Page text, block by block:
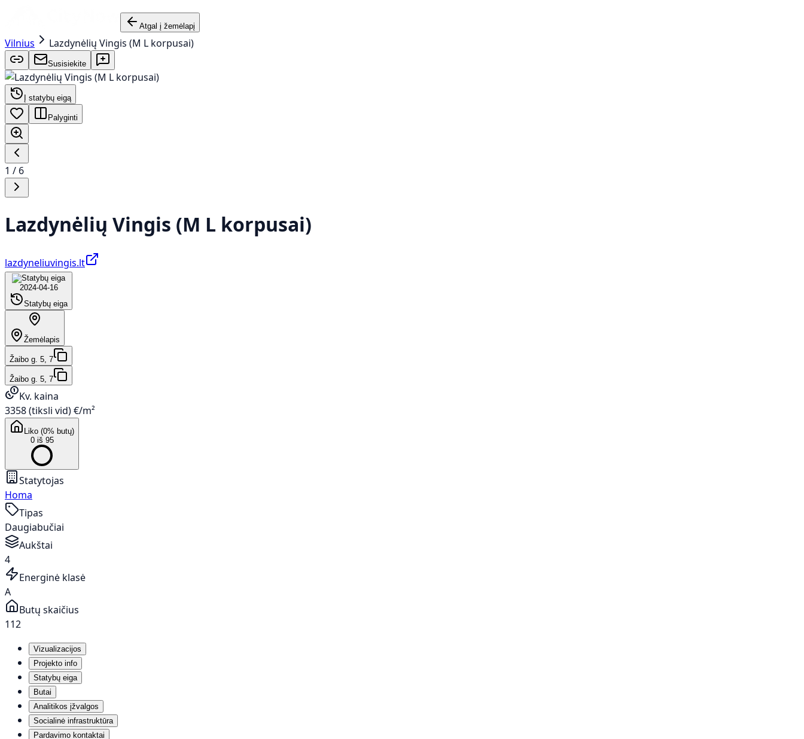
Atgal į žemėlapį
Vilnius Lazdynėlių Vingis (M L korpusai)
Susisiekite
Į statybų eigą
Palyginti
1 / 6
Lazdynėlių Vingis (M L korpusai)
lazdyneliuvingis.lt
2024-04-16
Statybų eiga
Žemėlapis
Žaibo g. 5, 7
Žaibo g. 5, 7
Kv. kaina
3358 (tiksli vid) €/m²
Liko (0% butų)
0 iš 95
Statytojas
Homa
Tipas
Daugiabučiai
Aukštai
4
Energinė klasė
A
Butų skaičius
112
Vizualizacijos
Projekto info
Statybų eiga
Butai
Analitikos įžvalgos
Socialinė infrastruktūra
Pardavimo kontaktai